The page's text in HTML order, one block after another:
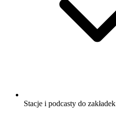
Stacje i podcasty do zakładek